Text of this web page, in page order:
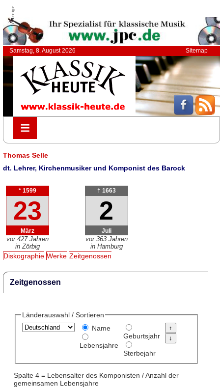
Anzeige
Samstag, 8. August 2026 Sitemap
≡
≡
Thomas Selle
dt. Lehrer, Kirchenmusiker und Komponist des Barock
* 1599
23
März
vor 427 Jahren
in Zörbig
† 1663
2
Juli
vor 363 Jahren
in Hamburg
Diskographie Werke Zeitgenossen
Zeitgenossen
Länderauswahl / Sortieren
Name
Lebensjahre
Geburtsjahr
Sterbejahr
Spalte 4 = Lebensalter des Komponisten / Anzahl der
gemeinsamen Lebensjahre